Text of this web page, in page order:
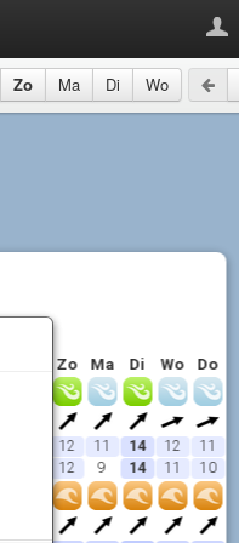
Zo Ma Di Wo
Zo Ma Di Wo
Do
12 11 14 12 11
12 9 14 11 10